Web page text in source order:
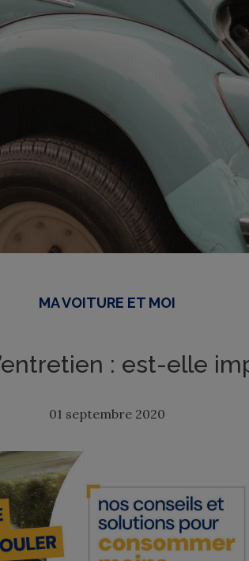
MA VOITURE ET MOI
: est-elle
01 septembre 2020